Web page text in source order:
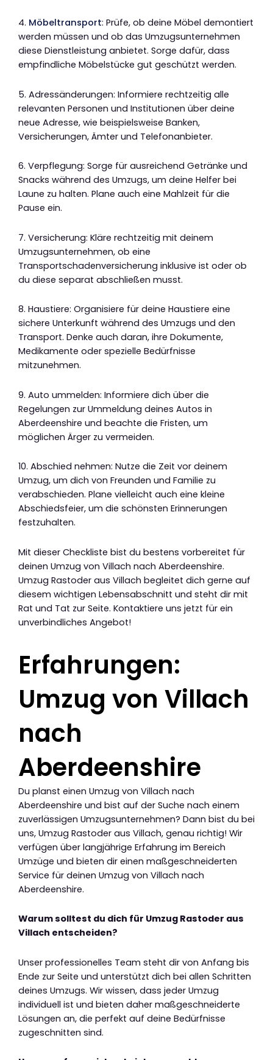
4. Möbeltransport: Prüfe, ob deine Möbel demontiert
werden müssen und ob das Umzugsunternehmen
diese Dienstleistung anbietet. Sorge dafür, dass
empfindliche Möbelstücke gut geschützt werden.
5. Adressänderungen: Informiere rechtzeitig alle
relevanten Personen und Institutionen über deine
neue Adresse, wie beispielsweise Banken,
Versicherungen, Ämter und Telefonanbieter.
6. Verpflegung: Sorge für ausreichend Getränke und
Snacks während des Umzugs, um deine Helfer bei
Laune zu halten. Plane auch eine Mahlzeit für die
Pause ein.
7. Versicherung: Kläre rechtzeitig mit deinem
Umzugsunternehmen, ob eine
Transportschadenversicherung inklusive ist oder ob
du diese separat abschließen musst.
8. Haustiere: Organisiere für deine Haustiere eine
sichere Unterkunft während des Umzugs und den
Transport. Denke auch daran, ihre Dokumente,
Medikamente oder spezielle Bedürfnisse
mitzunehmen.
9. Auto ummelden: Informiere dich über die
Regelungen zur Ummeldung deines Autos in
Aberdeenshire und beachte die Fristen, um
möglichen Ärger zu vermeiden.
10. Abschied nehmen: Nutze die Zeit vor deinem
Umzug, um dich von Freunden und Familie zu
verabschieden. Plane vielleicht auch eine kleine
Abschiedsfeier, um die schönsten Erinnerungen
festzuhalten.
Mit dieser Checkliste bist du bestens vorbereitet für
deinen Umzug von Villach nach Aberdeenshire.
Umzug Rastoder aus Villach begleitet dich gerne auf
diesem wichtigen Lebensabschnitt und steht dir mit
Rat und Tat zur Seite. Kontaktiere uns jetzt für ein
unverbindliches Angebot!
Erfahrungen:
Umzug von Villach
nach
Aberdeenshire
Du planst einen Umzug von Villach nach
Aberdeenshire und bist auf der Suche nach einem
zuverlässigen Umzugsunternehmen? Dann bist du bei
uns, Umzug Rastoder aus Villach, genau richtig! Wir
verfügen über langjährige Erfahrung im Bereich
Umzüge und bieten dir einen maßgeschneiderten
Service für deinen Umzug von Villach nach
Aberdeenshire.
Warum solltest du dich für Umzug Rastoder aus
Villach entscheiden?
Unser professionelles Team steht dir von Anfang bis
Ende zur Seite und unterstützt dich bei allen Schritten
deines Umzugs. Wir wissen, dass jeder Umzug
individuell ist und bieten daher maßgeschneiderte
Lösungen an, die perfekt auf deine Bedürfnisse
zugeschnitten sind.